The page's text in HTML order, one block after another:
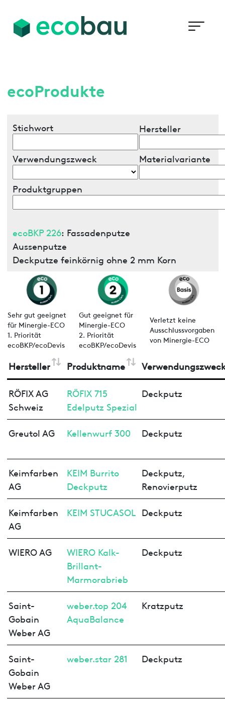
ecoProdukte
Stichwort Hersteller
Verwendungszweck Materialvariante
Produktgruppen
ecoBKP 226: Fassadenputze
Aussenputze
Deckputze feinkörnig ohne 2 mm Korn
Sehr gut geeignet
für Minergie-ECO
1. Priorität
ecoBKP/ecoDevis
Gut geeignet für
Minergie-ECO
2. Priorität
ecoBKP/ecoDevis
Verletzt keine
Ausschlussvorgaben
von Minergie-ECO
Hersteller Produktname
RÖFIX AG
Schweiz
RÖFIX 715
Edelputz Spezial
Deckputz
Greutol AG Kellenwurf 300 Deckputz
Keimfarben
AG
KEIM Burrito
Deckputz
Deckputz,
Renovierputz
Keimfarben
AG
KEIM STUCASOL Deckputz
WIERO AG
WIERO Kalk-
Brillant-
Marmorabrieb
Deckputz
Saint-
Gobain
Weber AG
weber.top 204
AquaBalance
Kratzputz
Saint-
Gobain
Weber AG
weber.star 281 Deckputz